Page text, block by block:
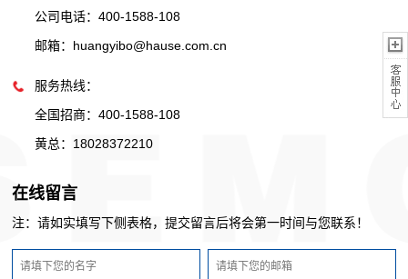
公司电话：400-1588-108
邮箱：huangyibo@hause.com.cn
服务热线：
全国招商：400-1588-108
黄总：18028372210
在线留言
注：请如实填写下侧表格，提交留言后将会第一时间与您联系！